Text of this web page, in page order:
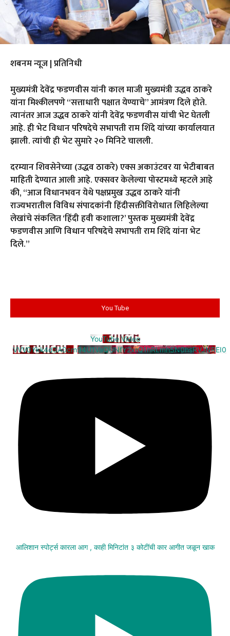
शबनम न्यूज | प्रतिनिधी
मुख्यमंत्री देवेंद्र फडणवीस यांनी काल माजी मुख्यमंत्री उद्धव ठाकरे
यांना मिश्कीलपणे “सत्ताधारी पक्षात येण्याचे” आमंत्रण दिले होते.
त्यानंतर आज उद्धव ठाकरे यांनी देवेंद्र फडणवीस यांची भेट घेतली
आहे. ही भेट विधान परिषदेचे सभापती राम शिंदे यांच्या कार्यालयात
झाली. त्यांची ही भेट सुमारे २० मिनिटे चालली.
दरम्यान शिवसेनेच्या (उद्धव ठाकरे) एक्स अकाउंटवर या भेटीबाबत
माहिती देण्यात आली आहे. एक्सवर केलेल्या पोस्टमध्ये म्हटले आहे
की, “आज विधानभवन येथे पक्षप्रमुख उद्धव ठाकरे यांनी
राज्यभरातील विविध संपादकांनी हिंदीसक्तीविरोधात लिहिलेल्या
लेखांचे संकलित ‘हिंदी हवी कशाला?’ पुस्तक मुख्यमंत्री देवेंद्र
फडणवीस आणि विधान परिषदेचे सभापती राम शिंदे यांना भेट
दिले.”
You Tube
YouTube Video
VVV0Ykk4d3A0cm94U1VaQUNfY2xrQ1hRLmh5N0hsRVJNREI0
आलिशान स्पोर्ट्स कारला आग , काही मिनिटांत ३ कोटींची कार आगीत जळून खाक